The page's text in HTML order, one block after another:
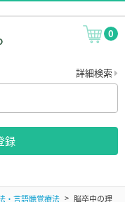
0
詳細検索
録
・言語聴覚療法
脳卒中の理